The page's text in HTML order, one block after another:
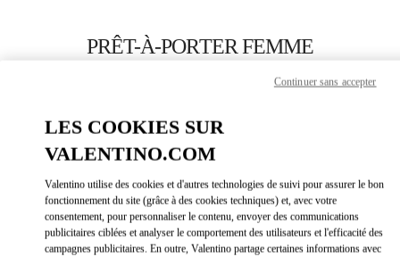
PRÊT-À-PORTER FEMME
APPELLE MAINTENANT
PLUS DE DÉTAILS
OBTENIR DES DIRECTIONSLINK
LES COOKIES SUR
VALENTINO.COM
Valentino utilise des cookies et d'autres technologies de suivi pour assurer le bon
fonctionnement du site (grâce à des cookies techniques) et, avec votre
consentement, pour personnaliser le contenu, envoyer des communications
publicitaires ciblées et analyser le comportement des utilisateurs et l'efficacité des
campagnes publicitaires. En outre, Valentino partage certaines informations avec
Continuer sans accepter